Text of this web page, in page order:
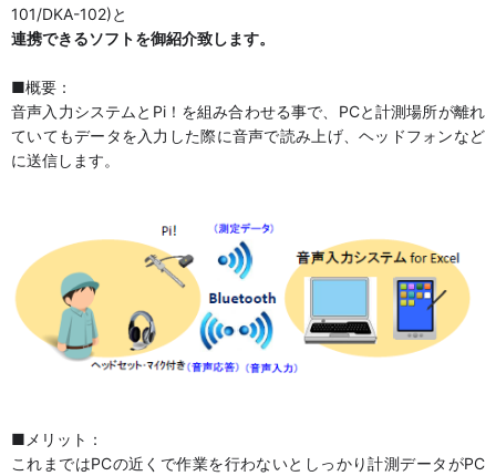
101/DKA-102)と
連携できるソフトを御紹介致します。
■概要：
音声入力システムとPi！を組み合わせる事で、PCと計測場所が離れ
ていてもデータを入力した際に音声で読み上げ、ヘッドフォンなど
に送信します。
■メリット：
これまではPCの近くで作業を行わないとしっかり計測データがPC